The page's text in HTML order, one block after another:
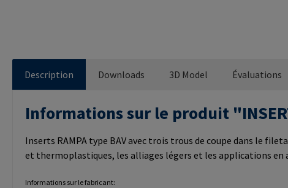
Description Downloads 3D Model Évaluations
Informations sur le produit
Inserts RAMPA type BAV avec trois trous de coupe dans le
et thermoplastiques, les alliages légers et les applications en
Informations sur le fabricant: